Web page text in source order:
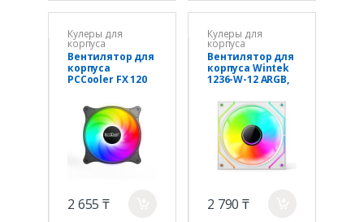
Кулеры для
корпуса
Вентилятор для
корпуса
PCCooler FX 120
1x(120x120x25m
m) 1000-2000 RPM
52,79CFM Black
2 655 ₸
Кулеры для
корпуса
Вентилятор для
корпуса Wintek
1236-W-12 ARGB,
+ 4 pin PWM,
REVERSE, White
2 790 ₸